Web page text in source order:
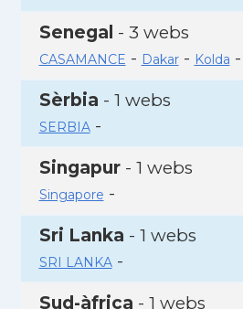
Senegal - 3 webs
CASAMANCE - Dakar- Kolda -
Sèrbia - 1 webs
SERBIA-
Singapur- 1 webs
Singapore -
Sri Lanka - 1 webs
SRI LANKA-
Sud-àfrica - 1 webs